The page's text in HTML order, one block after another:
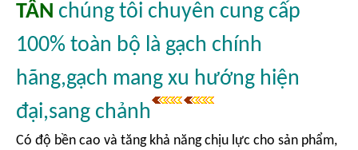
TÂN chúng tôi chuyên cung cấp
100% toàn bộ là gạch chính
hãng,gạch mang xu hướng hiện
đại,sang chảnh
Có độ bền cao và tăng khả năng chịu lực cho sản phẩm,